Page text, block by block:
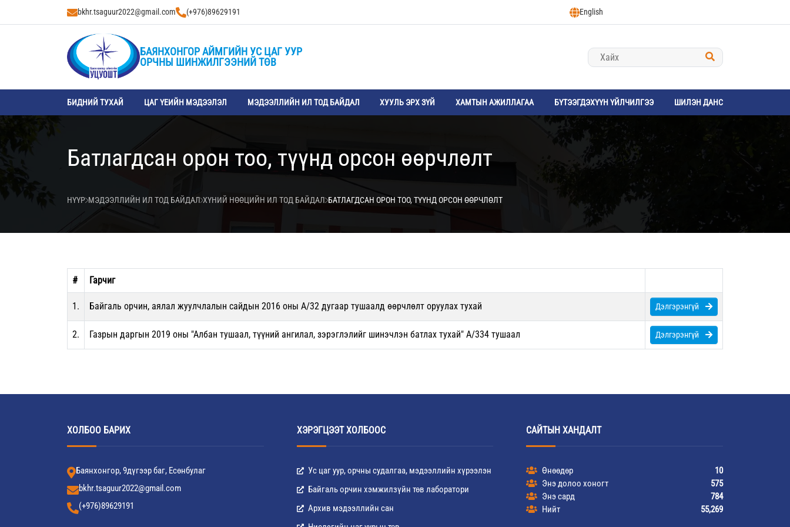
bkhr.tsaguur2022@gmail.com (+976)89629191 English
БАЯНХОНГОР АЙМГИЙН УС ЦАГ УУР
ОРЧНЫ ШИНЖИЛГЭЭНИЙ ТӨВ
БИДНИЙ ТУХАЙ ЦАГ ҮЕИЙН МЭДЭЭЛЭЛ МЭДЭЭЛЛИЙН ИЛ ТОД БАЙДАЛ ХУУЛЬ ЭРХ ЗҮЙ ХАМТЫН АЖИЛЛАГАА БҮТЭЭГДЭХҮҮН ҮЙЛЧИЛГЭЭ ШИЛЭН ДАНС
Батлагдсан орон тоо, түүнд орсон өөрчлөлт
НҮҮР МЭДЭЭЛЛИЙН ИЛ ТОД БАЙДАЛ ХҮНИЙ НӨӨЦИЙН ИЛ ТОД БАЙДАЛ БАТЛАГДСАН ОРОН ТОО, ТҮҮНД ОРСОН ӨӨРЧЛӨЛТ
# Гарчиг
1. Байгаль орчин, аялал жуулчлалын сайдын 2016 оны А/32 дугаар тушаалд өөрчлөлт оруулах тухай Дэлгэрэнгүй
2. Газрын даргын 2019 оны "Албан тушаал, түүний ангилал, зэрэглэлийг шинэчлэн батлах тухай" А/334 тушаал Дэлгэрэнгүй
ХОЛБОО БАРИХ
Баянхонгор, 9дүгээр баг, Есөнбулаг
bkhr.tsaguur2022@gmail.com
(+976)89629191
ХЭРЭГЦЭЭТ ХОЛБООС
Ус цаг уур, орчны судалгаа, мэдээллийн хүрээлэн
Байгаль орчин хэмжилзүйн төв лаборатори
Архив мэдээллийн сан
САЙТЫН ХАНДАЛТ
Өнөөдөр
10
Энэ долоо хоногт
575
Энэ сард
784
Нийт
55,269